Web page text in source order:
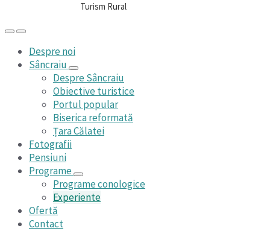
Turism Rural
Despre noi
Sâncraiu
Despre Sâncraiu
Obiective turistice
Portul popular
Biserica reformată
Țara Călatei
Fotografii
Pensiuni
Programe
Programe conologice
Experiente
Ofertă
Contact